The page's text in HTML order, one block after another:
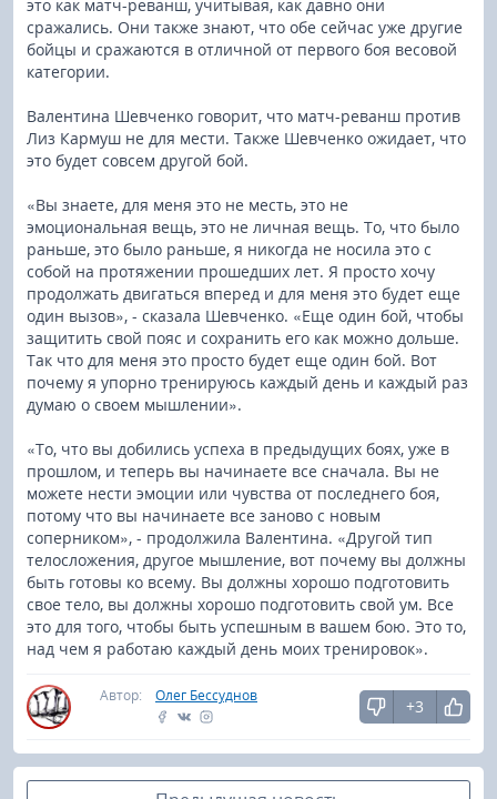
это как матч-реванш, учитывая, как давно они
сражались. Они также знают, что обе сейчас уже другие
бойцы и сражаются в отличной от первого боя весовой
категории.
Валентина Шевченко говорит, что матч-реванш против
Лиз Кармуш не для мести. Также Шевченко ожидает, что
это будет совсем другой бой.
«Вы знаете, для меня это не месть, это не
эмоциональная вещь, это не личная вещь. То, что было
раньше, это было раньше, я никогда не носила это с
собой на протяжении прошедших лет. Я просто хочу
продолжать двигаться вперед и для меня это будет еще
один вызов», - сказала Шевченко. «Еще один бой, чтобы
защитить свой пояс и сохранить его как можно дольше.
Так что для меня это просто будет еще один бой. Вот
почему я упорно тренируюсь каждый день и каждый раз
думаю о своем мышлении».
«То, что вы добились успеха в предыдущих боях, уже в
прошлом, и теперь вы начинаете все сначала. Вы не
можете нести эмоции или чувства от последнего боя,
потому что вы начинаете все заново с новым
соперником», - продолжила Валентина. «Другой тип
телосложения, другое мышление, вот почему вы должны
быть готовы ко всему. Вы должны хорошо подготовить
свое тело, вы должны хорошо подготовить свой ум. Все
это для того, чтобы быть успешным в вашем бою. Это то,
над чем я работаю каждый день моих тренировок».
Автор: Олег Бессуднов
+3